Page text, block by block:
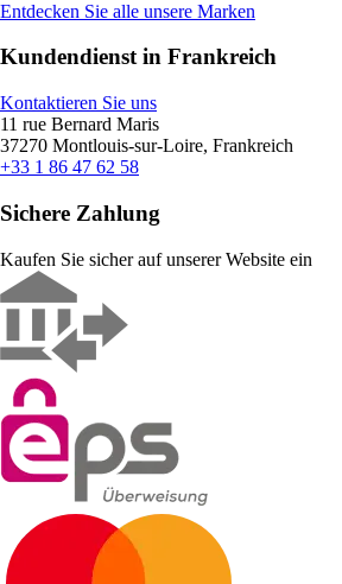
Entdecken Sie alle unsere Marken
Kundendienst in Frankreich
Kontaktieren Sie uns
11 rue Bernard Maris
37270 Montlouis-sur-Loire, Frankreich
+33 1 86 47 62 58
Sichere Zahlung
Kaufen Sie sicher auf unserer Website ein